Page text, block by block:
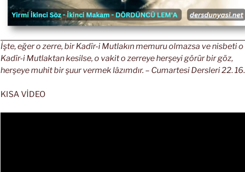
İşte, eğer o zerre, bir Kadîr-i Mutlakın memuru olmazsa ve nisbeti o
Kadîr-i Mutlaktan kesilse, o vakit o zerreye herşeyi görür bir göz,
herşeye muhit bir şuur vermek lâzımdır. – Cumartesi Dersleri 22. 16.
KISA VİDEO